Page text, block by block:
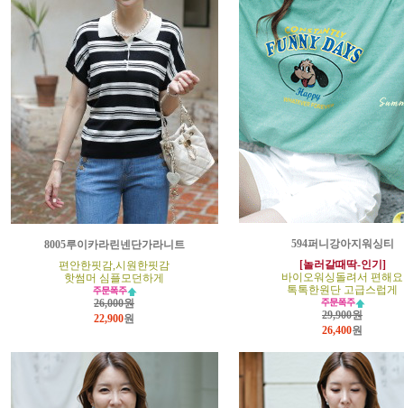
8005루이카라린넨단가라니트
편안한핏감,시원한핏감
핫썸머 심플모던하게
26,000원
22,900원
594퍼니강아지워싱티
[놀러갈때딱-인기]
바이오워싱돌려서 편해요
톡톡한원단 고급스럽게
29,900원
26,400원